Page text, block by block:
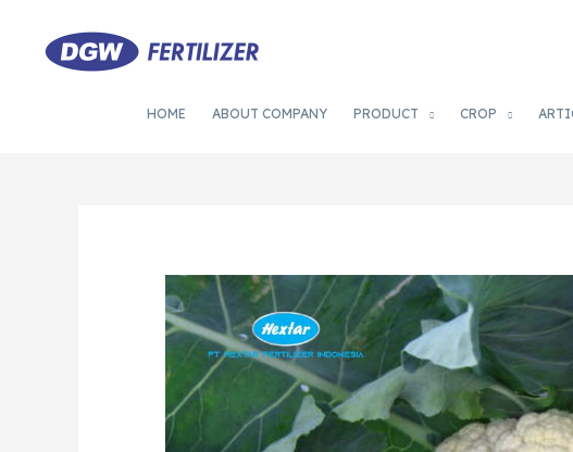
HOME ABOUT COMPANY PRODUCT CROP